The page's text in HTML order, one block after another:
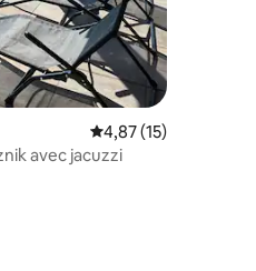
Évaluation moyenne
4,87 (15)
avec jacuzzi